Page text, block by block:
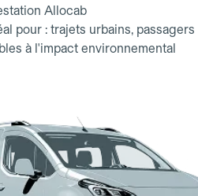
Allocab
pour : trajets urbains, passagers
à l'impact environnemental